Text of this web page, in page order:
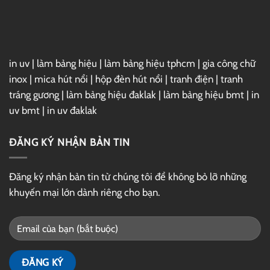
in uv | làm bảng hiệu | làm bảng hiệu tphcm | gia công chữ
inox | mica hút nổi | hộp đèn hút nổi | tranh điện | tranh
tráng gương | làm bảng hiệu đaklak | làm bảng hiệu bmt | in
uv bmt | in uv đaklak
ĐĂNG KÝ NHẬN BẢN TIN
Đăng ký nhận bản tin từ chúng tôi để không bỏ lỡ những
khuyến mại lớn dành riêng cho bạn.